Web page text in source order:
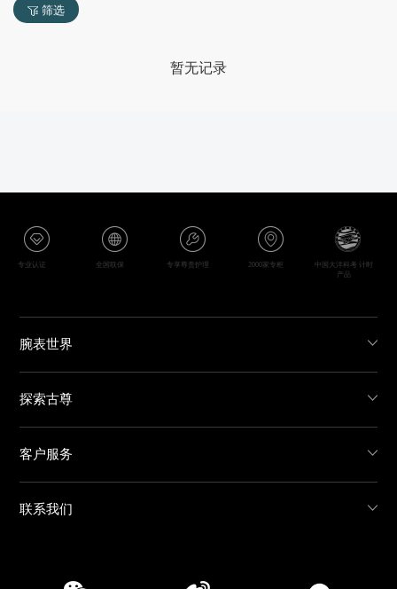
筛选
暂无记录
专业认证 全国联保 专享尊贵护理 2000家专柜
中国大洋科考 计时
产品
腕表世界
探索古尊
客户服务
联系我们